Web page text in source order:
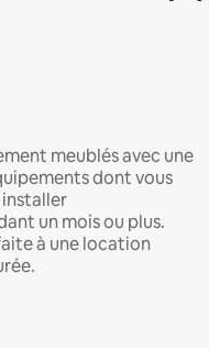
meublés avec une
dont vous
installer
un mois ou plus.
à une location